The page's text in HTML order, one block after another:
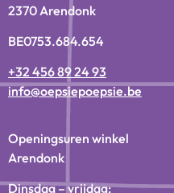
2370 Arendonk
BE0753.684.654
+32 456 89 24 93
info@oepsiepoepsie.be
Openingsuren winkel
Arendonk
Dinsdag – vrijdag: